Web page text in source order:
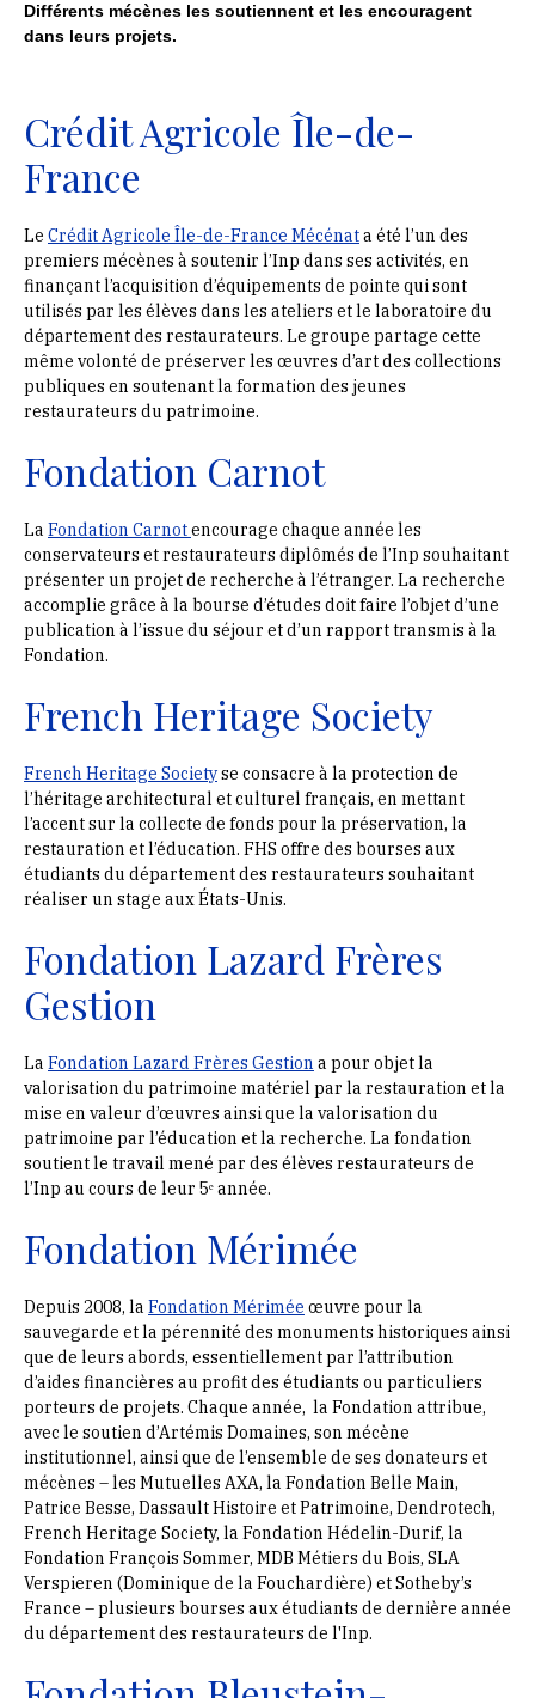
Différents mécènes les soutiennent et les encouragent
dans leurs projets.
Crédit Agricole Île-de-
France
Le Crédit Agricole Île-de-France Mécénata été l’un des
premiers mécènes à soutenir l’Inp dans ses activités, en
finançant l’acquisition d’équipements de pointe qui sont
utilisés par les élèves dans les ateliers et le laboratoire du
département des restaurateurs. Le groupe partage cette
même volonté de préserver les œuvres d’art des collections
publiques en soutenant la formation des jeunes
restaurateurs du patrimoine.
Fondation Carnot
La Fondation Carnotencourage chaque année les
conservateurs et restaurateurs diplômés de l’Inp souhaitant
présenter un projet de recherche à l’étranger. La recherche
accomplie grâce à la bourse d’études doit faire l’objet d’une
publication à l’issue du séjour et d’un rapport transmis à la
Fondation.
French Heritage Society
French Heritage Societyse consacre à la protection de
l’héritage architectural et culturel français, en mettant
l’accent sur la collecte de fonds pour la préservation, la
restauration et l’éducation. FHS offre des bourses aux
étudiants du département des restaurateurs souhaitant
réaliser un stage aux États-Unis.
Fondation Lazard Frères
Gestion
La Fondation Lazard Frères Gestion a pour objet la
valorisation du patrimoine matériel par la restauration et la
mise en valeur d’œuvres ainsi que la valorisation du
patrimoine par l’éducation et la recherche. La fondation
soutient le travail mené par des élèves restaurateurs de
l’Inp au cours de leur 5ᵉ année.
Fondation Mérimée
Depuis 2008, la Fondation Mérimée œuvre pour la
sauvegarde et la pérennité des monuments historiques ainsi
que de leurs abords, essentiellement par l’attribution
d’aides financières au profit des étudiants ou particuliers
porteurs de projets. Chaque année, la Fondation attribue,
avec le soutien d’Artémis Domaines, son mécène
institutionnel, ainsi que de l’ensemble de ses donateurs et
mécènes – les Mutuelles AXA, la Fondation Belle Main,
Patrice Besse, Dassault Histoire et Patrimoine, Dendrotech,
French Heritage Society, la Fondation Hédelin-Durif, la
Fondation François Sommer, MDB Métiers du Bois, SLA
Verspieren (Dominique de la Fouchardière) et Sotheby’s
France – plusieurs bourses aux étudiants de dernière année
du département des restaurateurs de l'Inp.